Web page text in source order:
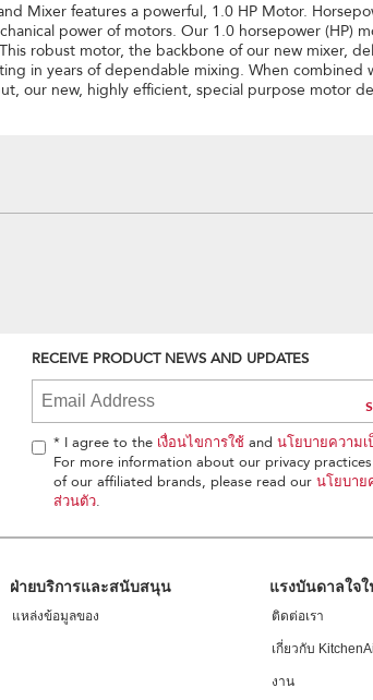
Mixer features a powerful, 1.0 HP Motor.
power of motors. Our 1.0 horsepower (HP)
robust motor, the backbone of our new mixer,
in years of dependable mixing. When
our new, highly efficient, special purpose motor
RECEIVE PRODUCT NEWS AND UPDATES
* I agree to the เงื่อนไขการใช้and นโยบายความ
For more information about our privacy
of our affiliated brands, please read our นโยบาย
ส่วนตัว.
ฝ่ายบริการและสนับสนุน
แหล่งข้อมูลของ
แรงบันดาลใจ
ติดต่อเรา
เกี่ยวกับ
งาน